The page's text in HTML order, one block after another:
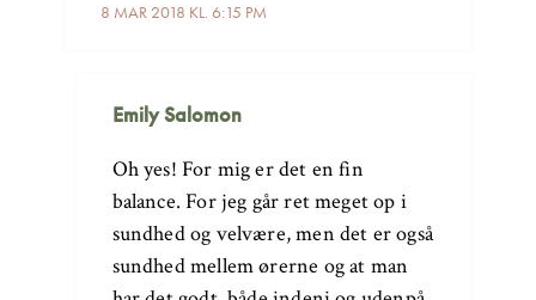
8 MAR 2018 KL. 6:15 PM
Emily Salomon
Oh yes! For mig er det en fin
balance. For jeg går ret meget op i
sundhed og velvære, men det er også
sundhed mellem ørerne og at man